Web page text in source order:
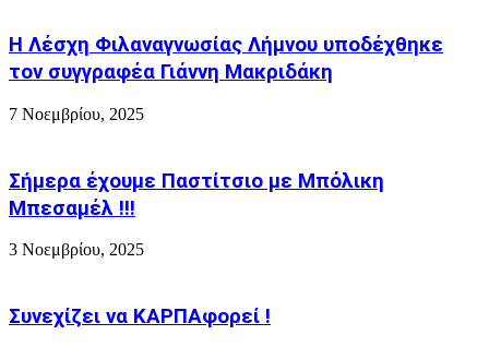
κ
Video)
Η Λέσχη Φιλαναγνωσίας Λήμνου υποδέχθηκε
τον συγγραφέα Γιάννη Μακριδάκη
7 Νοεμβρίου, 2025
Σήμερα έχουμε Παστίτσιο με Μπόλικη
Μπεσαμέλ !!!
3 Νοεμβρίου, 2025
Συνεχίζει να ΚΑΡΠΑφορεί !